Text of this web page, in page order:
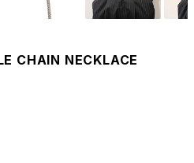
CHAIN NECKLACE